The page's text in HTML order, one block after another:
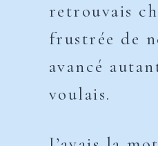
retrouvais
frustrée de
avancé
voulais.